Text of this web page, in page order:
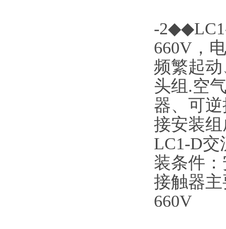
-
660V，
频繁起
头组.空
器、可
接安装
LC1-D
装条件
接触器
660V